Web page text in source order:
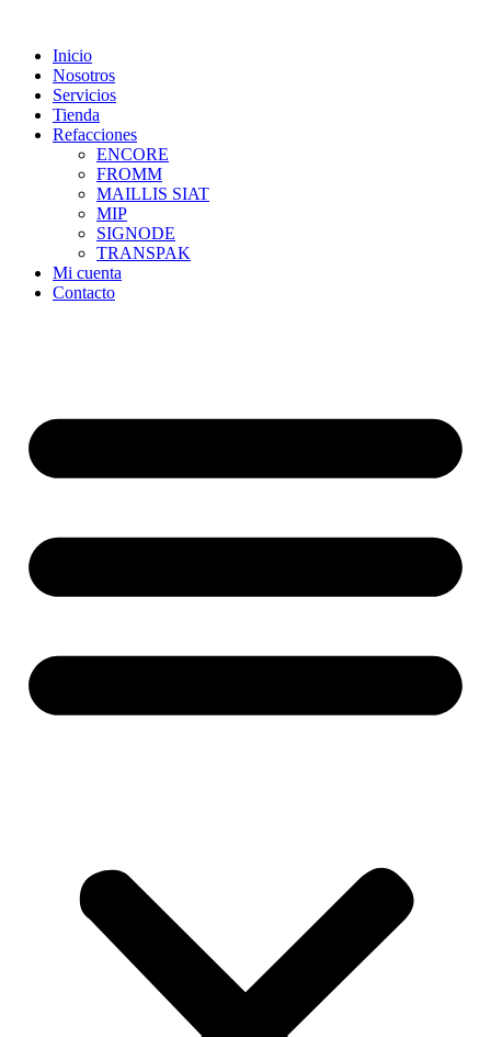
contentInicio
Nosotros
Servicios
Tienda
Refacciones
ENCORE
FROMM
MAILLIS SIAT
MIP
SIGNODE
TRANSPAK
Mi cuenta
Contacto